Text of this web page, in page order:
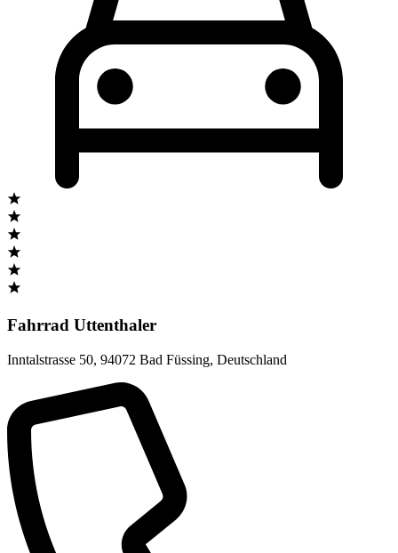
Fahrrad Uttenthaler
Inntalstrasse 50, 94072 Bad Füssing, Deutschland